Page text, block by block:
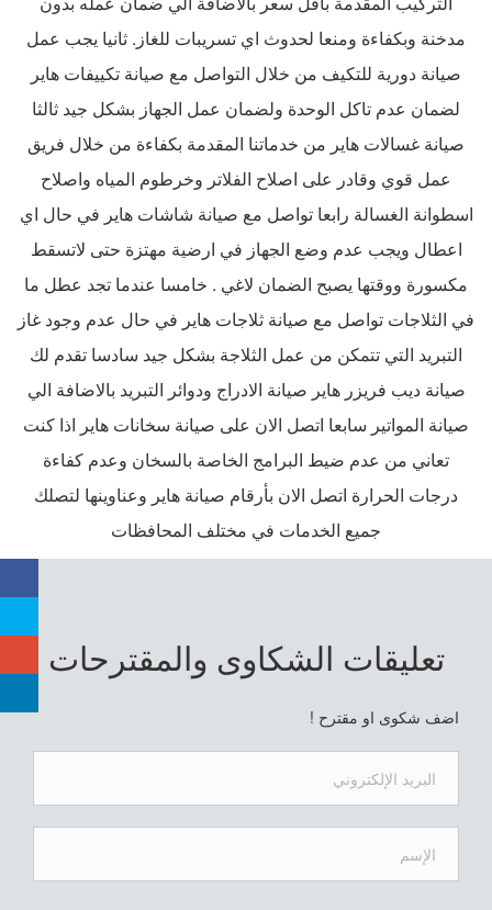
مدخنة وبكفاءة ومنعا لحدوث اي تسريبات للغاز. ثانيا يجب عمل
صيانة دورية للتكيف من خلال التواصل مع صيانة تكييفات هاير
لضمان عدم تاكل الوحدة ولضمان عمل الجهاز بشكل جيد ثالثا
صيانة غسالات هاير من خدماتنا المقدمة بكفاءة من خلال فريق
عمل قوي وقادر على اصلاح الفلاتر وخرطوم المياه واصلاح
اسطوانة الغسالة رابعا تواصل مع صيانة شاشات هاير في حال اي
اعطال ويجب عدم وضع الجهاز في ارضية مهتزة حتى لاتسقط
مكسورة ووقتها يصبح الضمان لاغي . خامسا عندما تجد عطل ما
في الثلاجات تواصل مع صيانة ثلاجات هاير في حال عدم وجود غاز
التبريد التي تتمكن من عمل الثلاجة بشكل جيد سادسا تقدم لك
صيانة ديب فريزر هاير صيانة الادراج ودوائر التبريد بالاضافة الي
صيانة المواتير سابعا اتصل الان على صيانة سخانات هاير اذا كنت
تعاني من عدم ضيط البرامج الخاصة بالسخان وعدم كفاءة
درجات الحرارة اتصل الان بأرقام صيانة هاير وعناوينها لتصلك
جميع الخدمات في مختلف المحافظات
تعليقات الشكاوى والمقترحات
اضف شكوى او مقترح !